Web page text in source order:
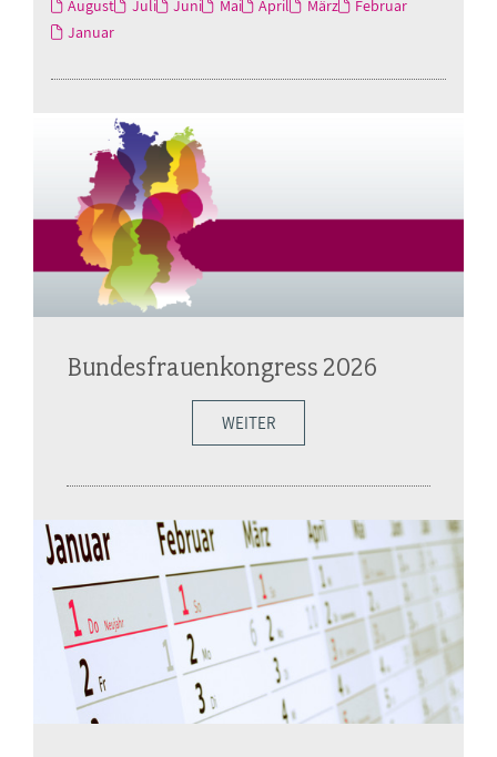
August
Juli Juni Mai April März
Februar
Januar
Bundesfrauenkongress 2026
WEITER